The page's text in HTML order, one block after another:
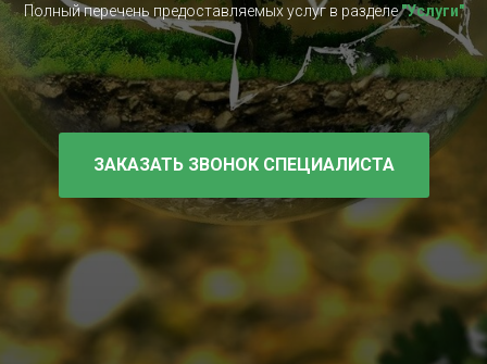
Полный перечень предоставляемых услуг в разделе"Услуги"
ЗАКАЗАТЬ ЗВОНОК СПЕЦИАЛИСТА